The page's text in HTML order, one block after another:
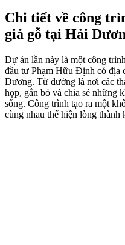
Chi tiết về công
giả gỗ tại Hải
Dự án lần này là một công
đầu tư Phạm Hữu Định có địa
Dương. Từ đường là nơi các
họp, gắn bó và chia sẻ những
sống. Công trình tạo ra một
cùng nhau thể hiện lòng thành